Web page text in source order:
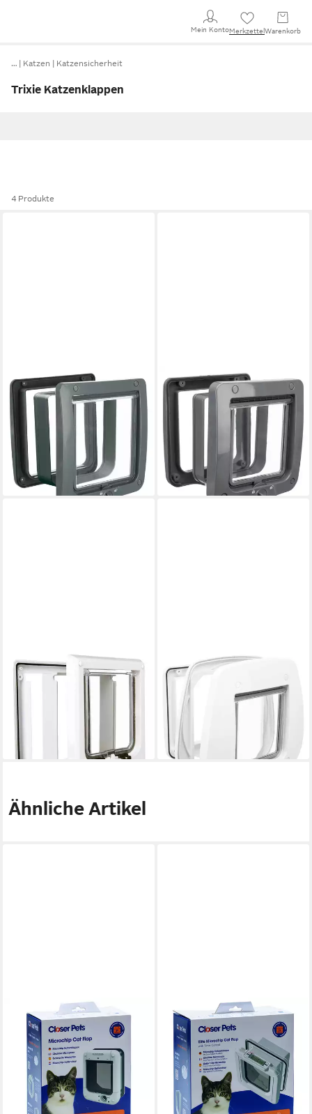
Mein KontoMerkzettel Warenkorb
… Katzen Katzensicherheit
Trixie Katzenklappen
4 Produkte
TRIXIE
Katzenklappe 4-Wege
Freilauftür XXL mit Tunnel -
grau - 24 × 28 cm
24,99 €
lieferbar - in 3-4 Werktagen bei dir
TRIXIE
Katzenklappe 4-Wege
Freilauftür mit Tunnel - grau -
20 × 22 cm
19,99 €
lieferbar - in 3-4 Werktagen bei dir
TRIXIE
Katzenklappe 4-Wege
Freilauftür, elektromagnetisch
- weiß - 21,1 × 24,4 cm
39,99 €
lieferbar - in 3-4 Werktagen bei dir
TRIXIE
Katzenklappe 4-Wege
Freilauftür für Glastüren -
weiß - 27 × 26 cm
24,99 €
lieferbar - in 3-4 Werktagen bei dir
Ähnliche Artikel
CAT MATE
Katzenklappe Katzenklappe
Mikrochip 360W weiß
127,89 € UVP149,00 €
-14%
lieferbar - in 9-11 Werktagen bei
CAT MATE
Katzenklappe Super Sel Chip
+ Disc 355 weiß
ab 65,95 €
leider ausverkauft